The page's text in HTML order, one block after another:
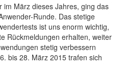
im März dieses Jahres, ging das
Runde. Das stetige
ist uns enorm wichtig,
Rückmeldungen erhalten, weiter
stetig verbessern
bis 28. März 2015 trafen sich
in Köln